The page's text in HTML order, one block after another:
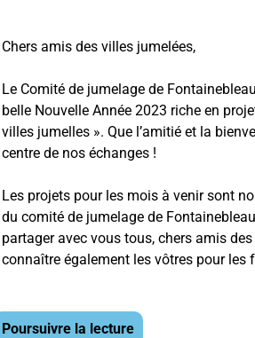
Chers amis des villes jumelées,
Le Comité de jumelage de Fontainebleau
belle Nouvelle Année 2023 riche en
villes jumelles ». Que l’amitié et la
centre de nos échanges !
Les projets pour les mois à venir sont
du comité de jumelage de Fontainebleau
partager avec vous tous, chers amis
connaître également les vôtres pour les
Poursuivre la lecture